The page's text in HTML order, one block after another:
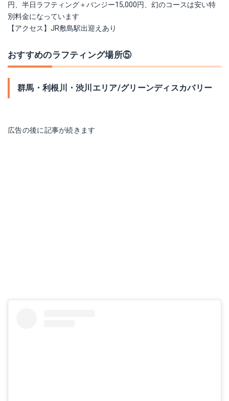
円、半日ラフティング＋バンジー15,000円、幻のコースは安い特
別料金になっています
【アクセス】JR敷島駅出迎えあり
おすすめのラフティング場所⑤
群馬・利根川・渋川エリア/グリーンディスカバリー
広告の後に記事が続きます